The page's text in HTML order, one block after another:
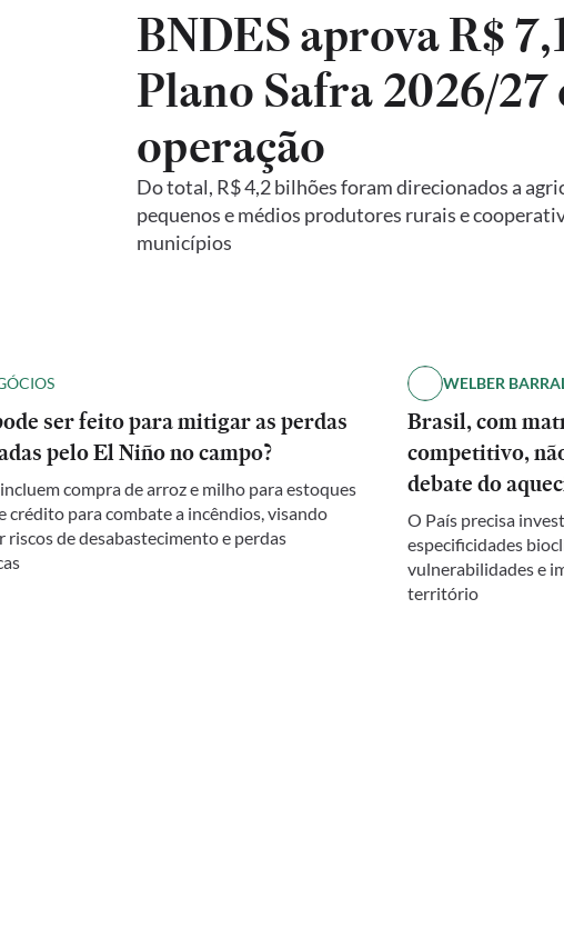
BNDES aprova R$
Plano Safra 2026/27
operação
Do total, R$ 4,2 bilhões foram direcionados a
pequenos e médios produtores rurais e
municípios
ser feito para mitigar as perdas
pelo El Niño no campo?
compra de arroz e milho para estoques
crédito para combate a incêndios, visando
riscos de desabastecimento e perdas
WELBER
Brasil, com
competitivo,
debate do
O País precisa
especificidades
vulnerabilidades e
território